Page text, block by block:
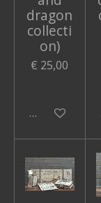
dragon
collecti
on)
€ 25,00
In